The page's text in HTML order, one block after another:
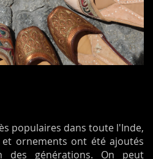
populaires dans toute l'Inde,
ornements ont été ajoutés
des générations. On peut